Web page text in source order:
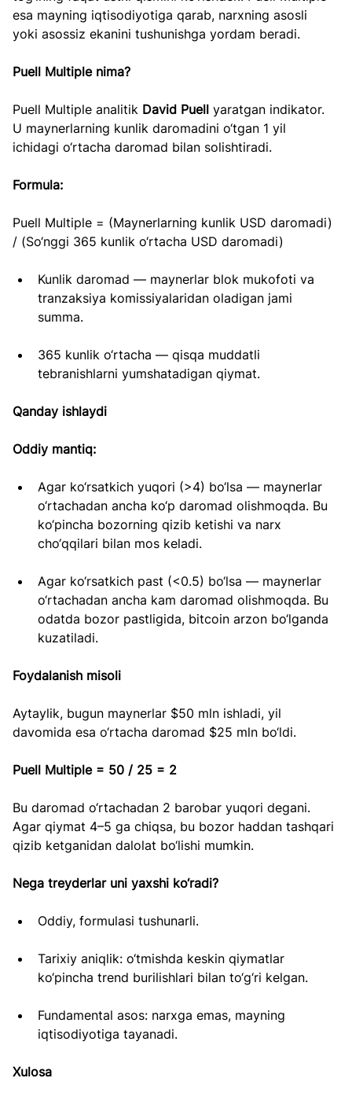
esa mayning iqtisodiyotiga qarab, narxning asosli
yoki asossiz ekanini tushunishga yordam beradi.
Puell Multiple nima?
Puell Multiple analitik David Puell yaratgan indikator.
U maynerlarning kunlik daromadini o‘tgan 1 yil
ichidagi o‘rtacha daromad bilan solishtiradi.
Formula:
Puell Multiple = (Maynerlarning kunlik USD daromadi)
/ (So‘nggi 365 kunlik o‘rtacha USD daromadi)
Kunlik daromad — maynerlar blok mukofoti va
tranzaksiya komissiyalaridan oladigan jami
summa.
365 kunlik o‘rtacha — qisqa muddatli
tebranishlarni yumshatadigan qiymat.
Qanday ishlaydi
Oddiy mantiq:
Agar ko‘rsatkich yuqori (>4) bo‘lsa — maynerlar
o‘rtachadan ancha ko‘p daromad olishmoqda. Bu
ko‘pincha bozorning qizib ketishi va narx
cho‘qqilari bilan mos keladi.
Agar ko‘rsatkich past (<0.5) bo‘lsa — maynerlar
o‘rtachadan ancha kam daromad olishmoqda. Bu
odatda bozor pastligida, bitcoin arzon bo‘lganda
kuzatiladi.
Foydalanish misoli
Aytaylik, bugun maynerlar $50 mln ishladi, yil
davomida esa o‘rtacha daromad $25 mln bo‘ldi.
Puell Multiple = 50 / 25 = 2
Bu daromad o‘rtachadan 2 barobar yuqori degani.
Agar qiymat 4–5 ga chiqsa, bu bozor haddan tashqari
qizib ketganidan dalolat bo‘lishi mumkin.
Nega treyderlar uni yaxshi ko‘radi?
Oddiy, formulasi tushunarli.
Tarixiy aniqlik: o‘tmishda keskin qiymatlar
ko‘pincha trend burilishlari bilan to‘g‘ri kelgan.
Fundamental asos: narxga emas, mayning
iqtisodiyotiga tayanadi.
Xulosa